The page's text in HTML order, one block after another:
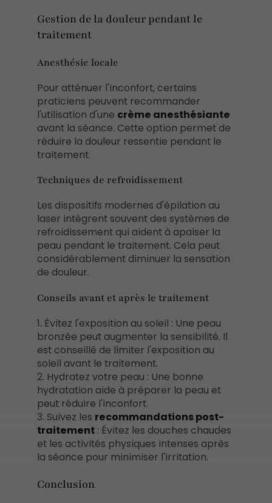
Gestion de la douleur pendant le
traitement
Anesthésie locale
Pour atténuer l'inconfort, certains
praticiens peuvent recommander
l'utilisation d'une crème anesthésiante
avant la séance. Cette option permet de
réduire la douleur ressentie pendant le
traitement.
Techniques de refroidissement
Les dispositifs modernes d'épilation au
laser intègrent souvent des systèmes de
refroidissement qui aident à apaiser la
peau pendant le traitement. Cela peut
considérablement diminuer la sensation
de douleur.
Conseils avant et après le traitement
1. Évitez l'exposition au soleil : Une peau
bronzée peut augmenter la sensibilité. Il
est conseillé de limiter l'exposition au
soleil avant le traitement.
2. Hydratez votre peau : Une bonne
hydratation aide à préparer la peau et
peut réduire l'inconfort.
3. Suivez les recommandations post-
traitement: Évitez les douches chaudes
et les activités physiques intenses après
la séance pour minimiser l'irritation.
Conclusion